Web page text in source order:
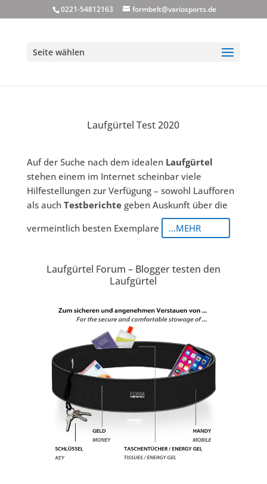
0221-54812163 formbelt@variosports.de
Seite wählen
Laufgürtel Test 2020
Auf der Suche nach dem idealen Laufgürtel
stehen einem im Internet scheinbar viele
Hilfestellungen zur Verfügung – sowohl Laufforen
als auch Testberichtegeben Auskunft über die
vermeintlich besten Exemplare
...MEHR
Laufgürtel Forum – Blogger testen den
Laufgürtel